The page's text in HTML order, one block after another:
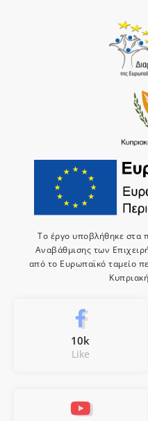
Το έργο υποβλήθηκε στα
Αναβάθμισης των
από το Ευρωπαϊκό ταμείο
10k
Like